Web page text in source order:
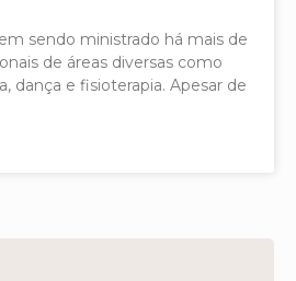
sendo ministrado há mais de
de áreas diversas como
dança e fisioterapia. Apesar de